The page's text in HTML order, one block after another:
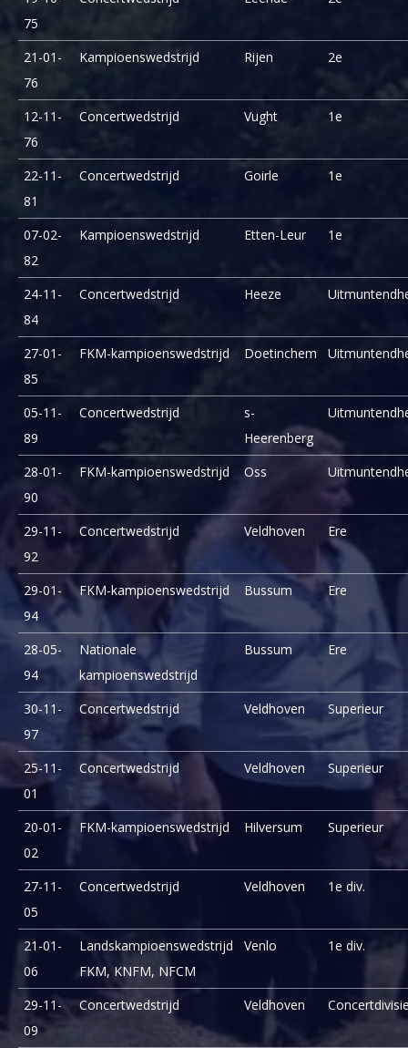
75
21-01-
76
Kampioenswedstrijd Rijen 2e
12-11-
76
Concertwedstrijd Vught 1e
22-11-
81
Concertwedstrijd Goirle 1e
07-02-
82
Kampioenswedstrijd Etten-Leur 1e
24-11-
84
Concertwedstrijd Heeze
27-01-
85
FKM-kampioenswedstrijd Doetinchem
05-11-
89
Concertwedstrijd
s-
Heerenberg
28-01-
90
FKM-kampioenswedstrijd Oss
29-11-
92
Concertwedstrijd Veldhoven Ere
29-01-
94
FKM-kampioenswedstrijd Bussum Ere
28-05-
94
Nationale
kampioenswedstrijd
Bussum Ere
30-11-
97
Concertwedstrijd Veldhoven Superieur
25-11-
01
Concertwedstrijd Veldhoven Superieur
20-01-
02
FKM-kampioenswedstrijd Hilversum Superieur
27-11-
05
Concertwedstrijd Veldhoven 1e div.
21-01-
06
Landskampioenswedstrijd
FKM, KNFM, NFCM
Venlo 1e div.
29-11-
09
Concertwedstrijd Veldhoven